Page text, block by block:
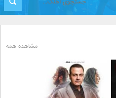
مشاهده همه